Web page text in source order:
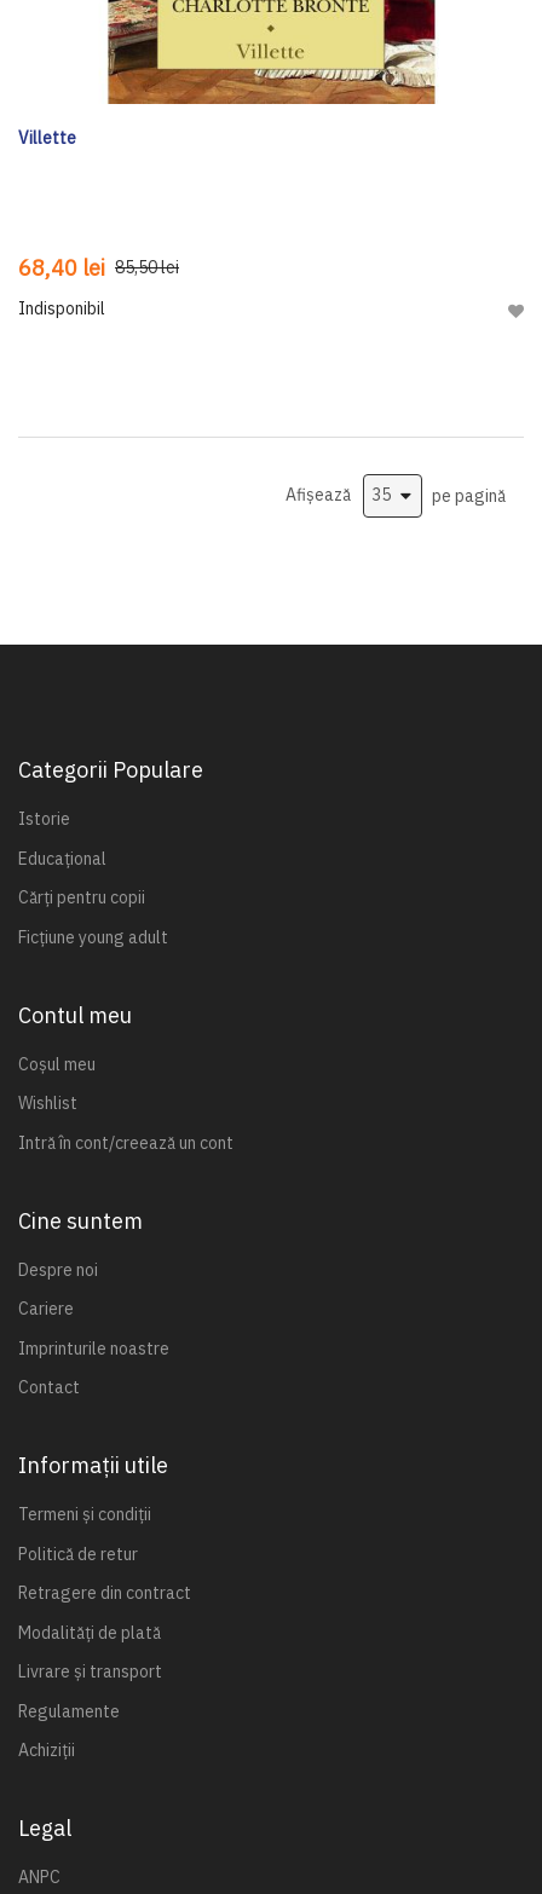
Villette
68,40 lei 85,50 lei
Indisponibil
Afișează pe pagină
Categorii Populare
Istorie
Educațional
Cărți pentru copii
Ficțiune young adult
Contul meu
Coșul meu
Wishlist
Intră în cont/creează un cont
Cine suntem
Despre noi
Cariere
Imprinturile noastre
Contact
Informații utile
Termeni și condiții
Politică de retur
Retragere din contract
Modalități de plată
Livrare și transport
Regulamente
Achiziții
Legal
ANPC